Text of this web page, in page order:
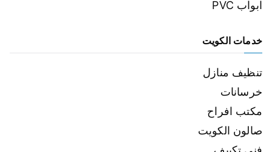
ابواب PVC
خدمات الكويت
تنظيف منازل
خرسانات
مكتب افراح
صالون الكويت